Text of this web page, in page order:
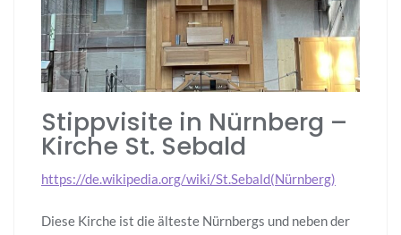
Stippvisite in Nürnberg –
Kirche St. Sebald
https://de.wikipedia.org/wiki/St.Sebald(Nürnberg)
Diese Kirche ist die älteste Nürnbergs und neben der